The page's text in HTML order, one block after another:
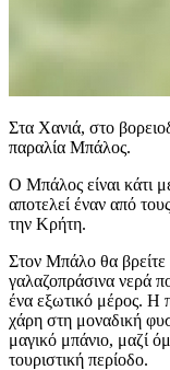
Στα Χανιά, στο
παραλία Μπάλος.
Ο Μπάλος είναι κάτι
αποτελεί έναν από
την Κρήτη.
Στον Μπάλο θα βρείτε
γαλαζοπράσινα νερά
ένα εξωτικό μέρος. Η
χάρη στη μοναδική
μαγικό μπάνιο, μαζί
τουριστική περίοδο.